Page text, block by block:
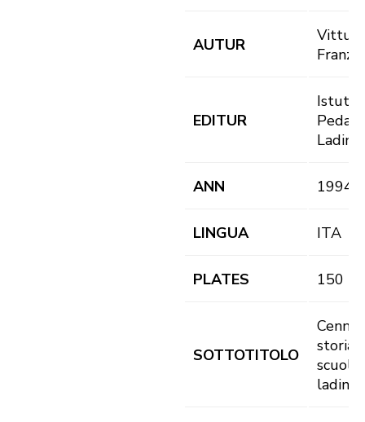
AUTUR
Vittur,
Franz
EDITUR
Istutut
Ladin
ANN 1994
LINGUA ITA
PLATES 150
SOTTOTITOLO
Cenni
storia
scuola
ladina